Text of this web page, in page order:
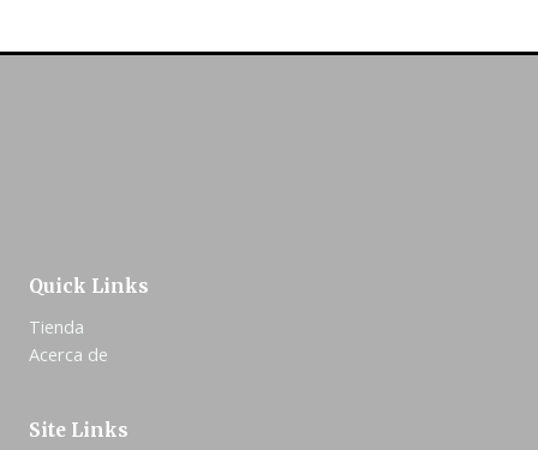
Quick Links
Tienda
Acerca de
Site Links